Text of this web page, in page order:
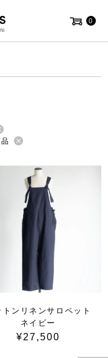
0
トンリネンサロペット
ネイビー
¥27,500